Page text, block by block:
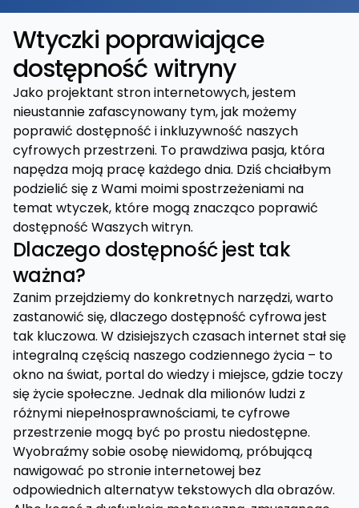
Wtyczki poprawiające
dostępność witryny
Jako projektant stron internetowych, jestem
nieustannie zafascynowany tym, jak możemy
poprawić dostępność i inkluzywność naszych
cyfrowych przestrzeni. To prawdziwa pasja, która
napędza moją pracę każdego dnia. Dziś chciałbym
podzielić się z Wami moimi spostrzeżeniami na
temat wtyczek, które mogą znacząco poprawić
dostępność Waszych witryn.
Dlaczego dostępność jest tak
ważna?
Zanim przejdziemy do konkretnych narzędzi, warto
zastanowić się, dlaczego dostępność cyfrowa jest
tak kluczowa. W dzisiejszych czasach internet stał się
integralną częścią naszego codziennego życia – to
okno na świat, portal do wiedzy i miejsce, gdzie toczy
się życie społeczne. Jednak dla milionów ludzi z
różnymi niepełnosprawnościami, te cyfrowe
przestrzenie mogą być po prostu niedostępne.
Wyobraźmy sobie osobę niewidomą, próbującą
nawigować po stronie internetowej bez
odpowiednich alternatyw tekstowych dla obrazów.